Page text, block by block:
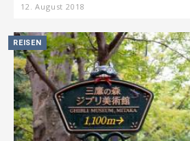
12. August 2018
REISEN